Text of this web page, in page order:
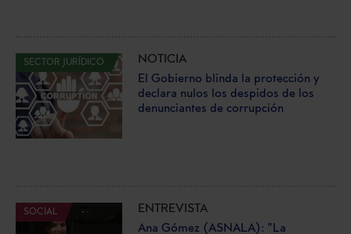
SECTOR JURÍDICO
NOTICIA
El Gobierno blinda la protección y
declara nulos los despidos de los
denunciantes de corrupción
SOCIAL
ENTREVISTA
Ana Gómez (ASNALA): "La